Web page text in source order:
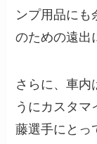
ンプ用品にも
のための遠出
さらに、車内
うにカスタマ
藤選手にとっ